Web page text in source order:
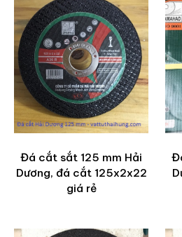
Đá cắt sắt 125 mm Hải
Dương, đá cắt 125x2x22
giá rẻ